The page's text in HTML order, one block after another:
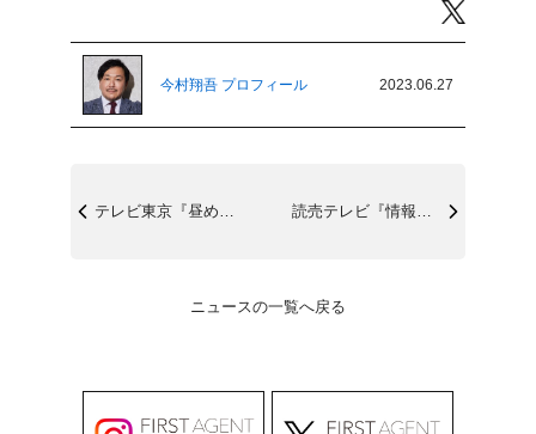
今村翔吾 プロフィール 2023.06.27
テレビ東京『昼めし旅』6/27(火)12... 読売テレビ『情報ライブ ミヤネ屋』6/2...
ニュースの一覧へ戻る